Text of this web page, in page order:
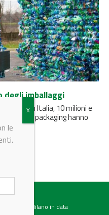
degli imballaggi
che, in Italia, 10 milioni e
dal packaging hanno
di Milano in data
le